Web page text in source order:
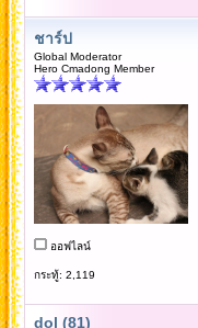
ชาร์ป
Global Moderator
Hero Cmadong Member
ออฟไลน์
กระทู้: 2,119
dol (81)